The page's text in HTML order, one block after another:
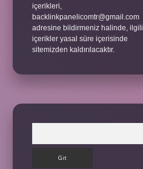
içerikleri,
backlinkpanelicomtr@gmail.com
adresine bildirmeniz halinde, ilgili
içerikler yasal süre içerisinde
sitemizden kaldırılacaktır.